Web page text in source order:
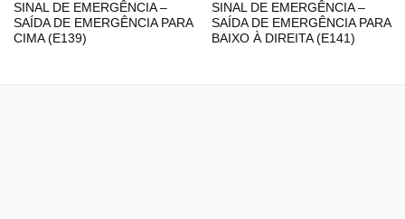
SINAL DE EMERGÊNCIA –
SAÍDA DE EMERGÊNCIA PARA
CIMA (E139)
SINAL DE EMERGÊNCIA –
SAÍDA DE EMERGÊNCIA PARA
BAIXO À DIREITA (E141)